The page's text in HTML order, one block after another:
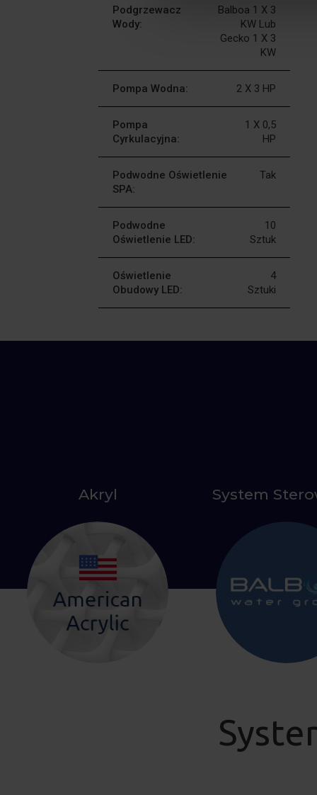
Podgrzewacz
Wody:
Balboa 1 X 3
KW Lub
Gecko 1 X 3
KW
Pompa Wodna: 2 X 3 HP
Pompa
Cyrkulacyjna:
1 X 0,5
HP
Podwodne Oświetlenie
SPA:
Tak
Podwodne
Oświetlenie LED:
10
Sztuk
Oświetlenie
Obudowy LED:
4
Sztuki
Akryl System